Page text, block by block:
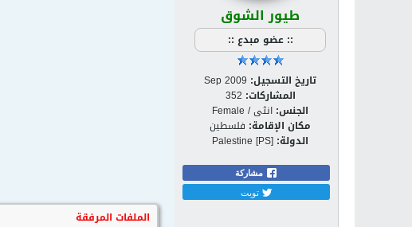
طيور الشوق
:: عضو مبدع ::
تاريخ التسجيل: Sep 2009
المشاركات: 352
الجنس: انثى / Female
مكان الإقامة: فلسطين
الدولة: Palestine [PS]
مشاركة
تويت
الملفات المرفقة